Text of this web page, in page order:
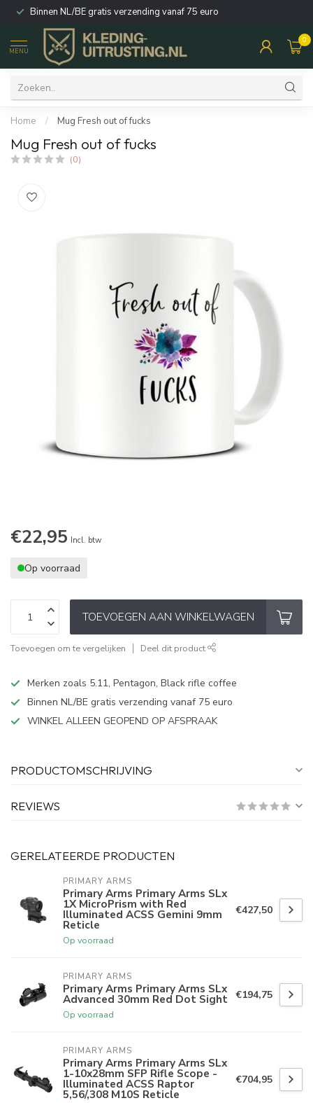
Binnen NL/BE gratis verzending vanaf 75 euro
MENU
0
Home / Mug Fresh out of fucks
Mug Fresh out of fucks
(0)
€22,95 Incl. btw
Op voorraad
TOEVOEGEN AAN WINKELWAGEN
Toevoegen om te vergelijken Deel dit product
Merken zoals 5.11, Pentagon, Black rifle coffee
Binnen NL/BE gratis verzending vanaf 75 euro
WINKEL ALLEEN GEOPEND OP AFSPRAAK
PRODUCTOMSCHRIJVING
REVIEWS
GERELATEERDE PRODUCTEN
PRIMARY ARMS
Primary Arms Primary Arms SLx
1X MicroPrism with Red
Illuminated ACSS Gemini 9mm
Reticle
Op voorraad
€427,50
PRIMARY ARMS
Primary Arms Primary Arms SLx
Advanced 30mm Red Dot Sight
Op voorraad
€194,75
PRIMARY ARMS
Primary Arms Primary Arms SLx
1-10x28mm SFP Rifle Scope -
Illuminated ACSS Raptor
5,56/,308 M10S Reticle
€704,95